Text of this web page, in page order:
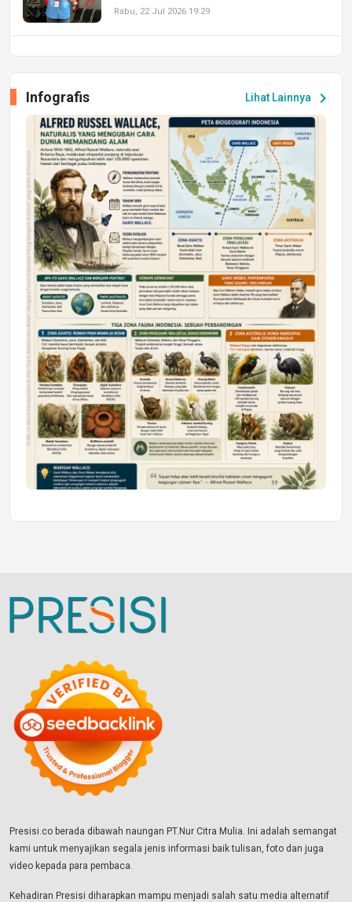
Rabu, 22 Jul 2026 19:29
Peluang Kerja dan Magang
Jumat, 17 Jul 2026 22:30
DAERAH
Astra Motor Kalimantan Timur 2 Dukung
Mahasiswa Samarinda dalam Astra
Honda SDGs Future Leaders 2026
Jumat, 10 Jul 2026 19:01
Lihat Lainnya chevron_right
Infografis
Presisi.co berada dibawah naungan PT.Nur Citra Mulia. Ini adalah semangat
kami untuk menyajikan segala jenis informasi baik tulisan, foto dan juga
video kepada para pembaca.
Kehadiran Presisi diharapkan mampu menjadi salah satu media alternatif